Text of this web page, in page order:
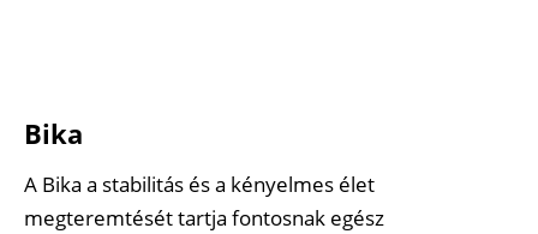
Bika
A Bika a stabilitás és a kényelmes élet
megteremtését tartja fontosnak egész